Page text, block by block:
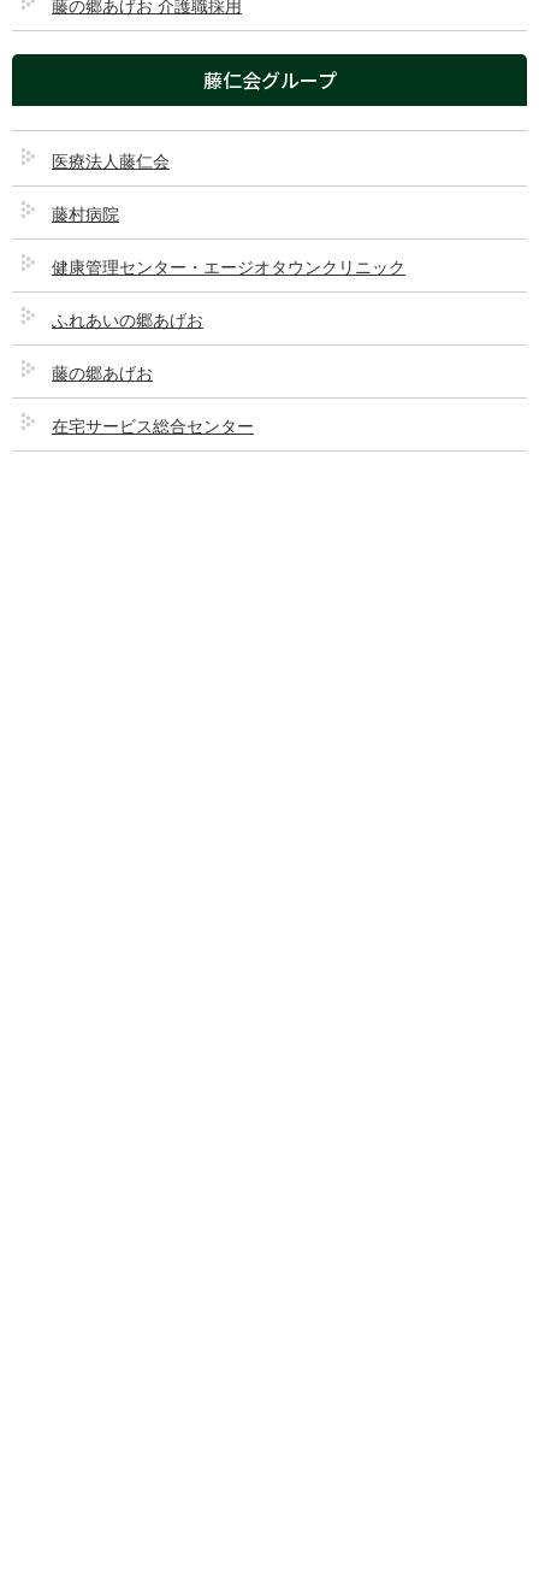
藤村病院について
GLOBAL PAGE
医療法人 藤仁会
採用情報
公式インスタグラム
藤の郷あげお 介護職採用
藤仁会グループ
医療法人藤仁会
藤村病院
健康管理センター・エージオタウンクリニック
ふれあいの郷あげお
藤の郷あげお
在宅サービス総合センター